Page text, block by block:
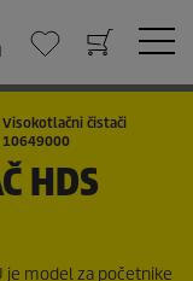
Visokotlačni čistači
10649000
HDS
je model za početnike